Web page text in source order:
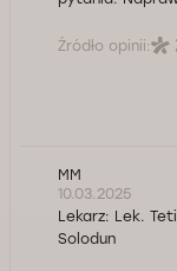
Źródło opinii:
MM
10.03.2025
Lekarz: Lek.
Solodun